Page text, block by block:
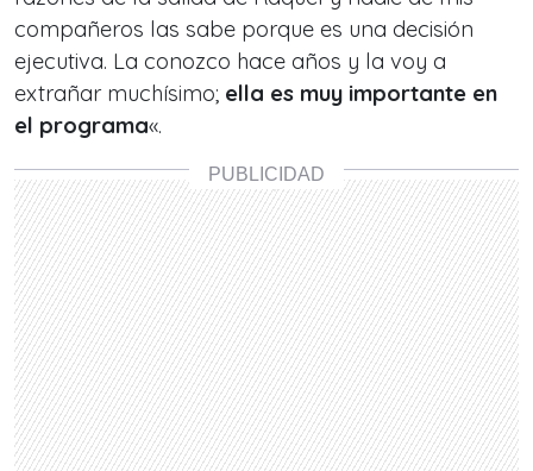
compañeros las sabe porque es una decisión
ejecutiva. La conozco hace años y la voy a
extrañar muchísimo; ella es muy importante en
el programa«.